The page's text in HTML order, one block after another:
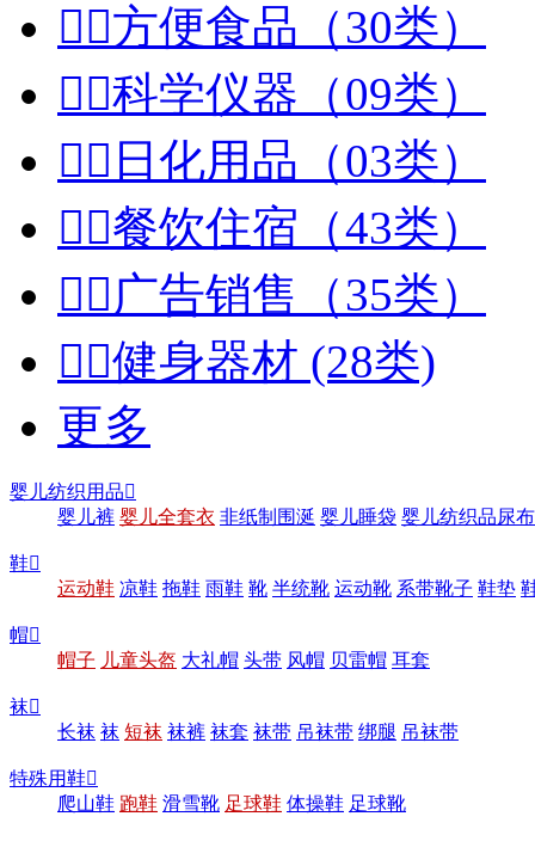
方便食品（30类）
科学仪器（09类）
 日化用品（03类）
餐饮住宿（43类）
广告销售（35类）
健身器材 (28类)
更多
婴儿纺织用品
婴儿裤 婴儿全套衣 非纸制围涎 婴儿睡袋 婴儿纺织品尿布
鞋
运动鞋 凉鞋 拖鞋 雨鞋 靴 半统靴 运动靴 系带靴子 鞋垫
帽
帽子 儿童头盔 大礼帽 头带 风帽 贝雷帽 耳套
袜
长袜 袜 短袜 袜裤 袜套 袜带 吊袜带 绑腿 吊袜带
特殊用鞋
爬山鞋 跑鞋 滑雪靴 足球鞋 体操鞋 足球靴